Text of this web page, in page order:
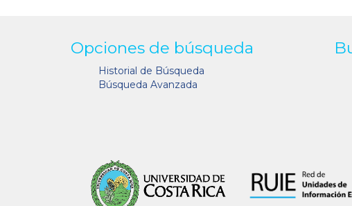
Opciones de búsqueda
Historial de Búsqueda
Búsqueda Avanzada